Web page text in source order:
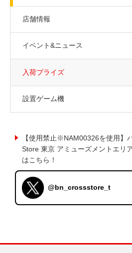
店舗情報
イベント&ニュース
入荷プライズ
設置ゲーム機
【使用禁止※NAM00326を使用】
Store 東京 アミューズメントエリ
はこちら！
@bn_crossstore_t